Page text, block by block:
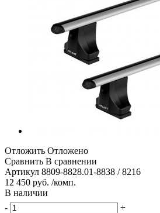
Отложить Отложено
Сравнить В сравнении
Артикул 8809-8828.01-8838 / 8216
12 450 руб. /комп.
В наличии
-
+